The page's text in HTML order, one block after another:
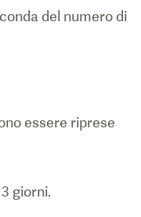
del numero di
essere riprese
giorni.